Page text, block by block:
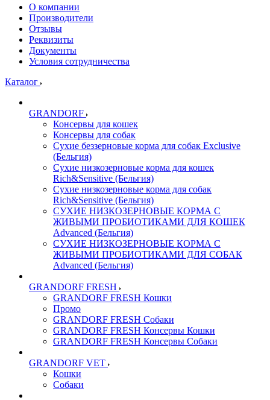
О компании
Производители
Отзывы
Реквизиты
Документы
Условия сотрудничества
Каталог
GRANDORF
Консервы для кошек
Консервы для собак
Сухие беззерновые корма для собак Exclusive
(Бельгия)
Сухие низкозерновые корма для кошек
Rich&Sensitive (Бельгия)
Сухие низкозерновые корма для собак
Rich&Sensitive (Бельгия)
СУХИЕ НИЗКОЗЕРНОВЫЕ КОРМА С
ЖИВЫМИ ПРОБИОТИКАМИ ДЛЯ КОШЕК
Advanced (Бельгия)
СУХИЕ НИЗКОЗЕРНОВЫЕ КОРМА С
ЖИВЫМИ ПРОБИОТИКАМИ ДЛЯ СОБАК
Advanced (Бельгия)
GRANDORF FRESH
GRANDORF FRESH Кошки
Промо
GRANDORF FRESH Собаки
GRANDORF FRESH Консервы Кошки
GRANDORF FRESH Консервы Собаки
GRANDORF VET
Кошки
Собаки